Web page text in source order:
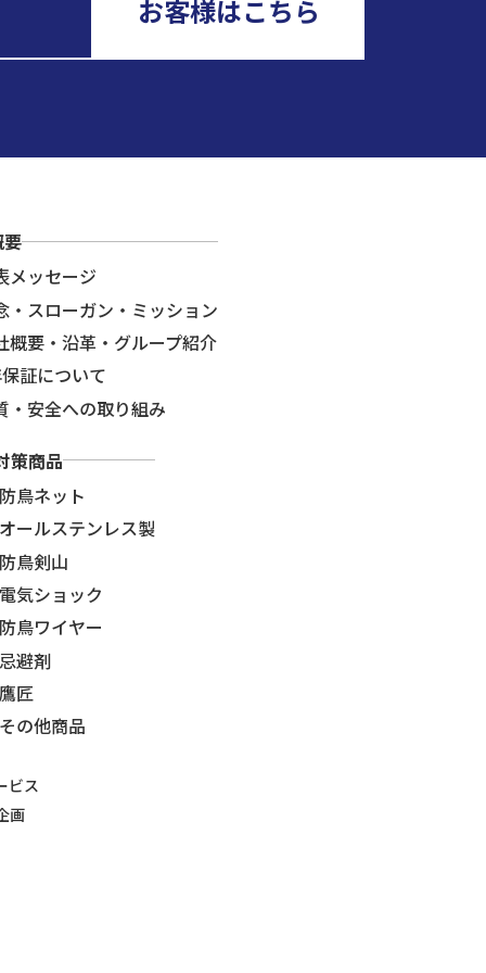
お客様はこちら
メッセージ
・スローガン・ミッション
概要・沿革・グループ紹介
証について
・安全への取り組み
策商品
防鳥ネット
オールステンレス製
防鳥剣山
電気ショック
防鳥ワイヤー
忌避剤
鷹匠
その他商品
ビス
画